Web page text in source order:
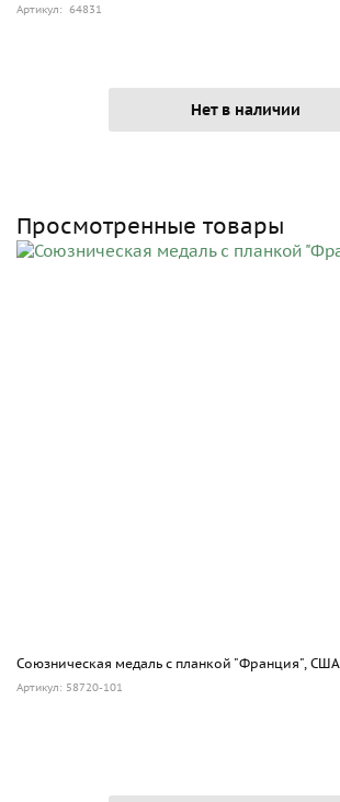
Артикул: 64831
Нет в наличии
Просмотренные товары
Союзническая медаль с планкой "Франция", США
Артикул: 58720-101